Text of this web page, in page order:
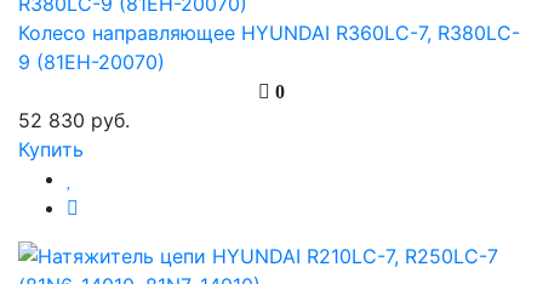
Колесо направляющее HYUNDAI R360LC-7, R380LC-
9 (81EH-20070)
0
52 830 руб.
Купить